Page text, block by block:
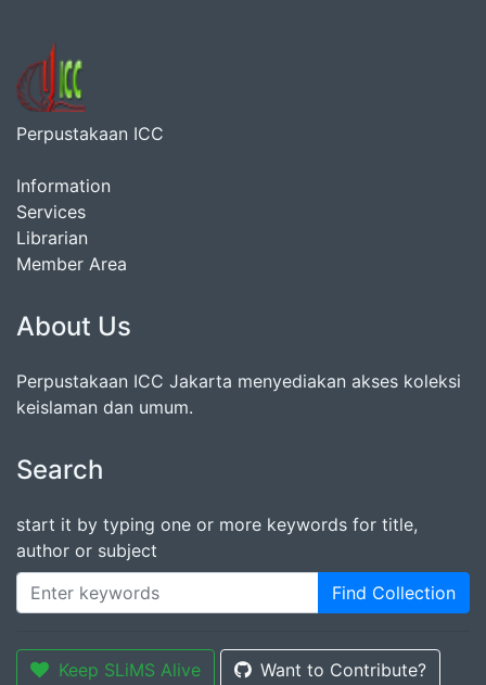
Perpustakaan ICC
Information
Services
Librarian
Member Area
About Us
Perpustakaan ICC Jakarta menyediakan akses koleksi
keislaman dan umum.
Search
start it by typing one or more keywords for title,
author or subject
Find Collection
Keep SLiMS Alive Want to Contribute?